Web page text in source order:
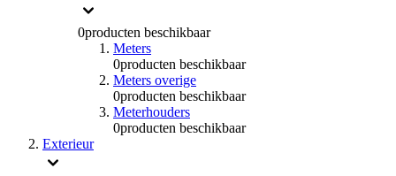
0producten beschikbaar
Meters
0producten beschikbaar
Meters overige
0producten beschikbaar
Meterhouders
0producten beschikbaar
Exterieur